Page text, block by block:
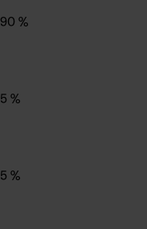
90 %
5 %
5 %